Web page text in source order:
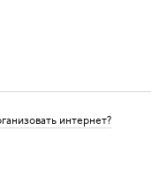
интернет?